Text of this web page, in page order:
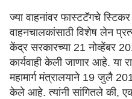
ज्या वाहनांवर फास्टटॅगचे
वाहनचालकांसाठी विशेष लेन
केंद्र सरकारच्या 21 नोव्हेंबर
कार्यवाही केली जाणार आहे. या
महामार्ग मंत्रालयाने 19 जुलै
केले आहे. त्यांनी सांगितले की,